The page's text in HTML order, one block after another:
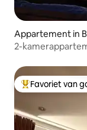
Appartement in
2-
Topfavoriet van
Favoriet van